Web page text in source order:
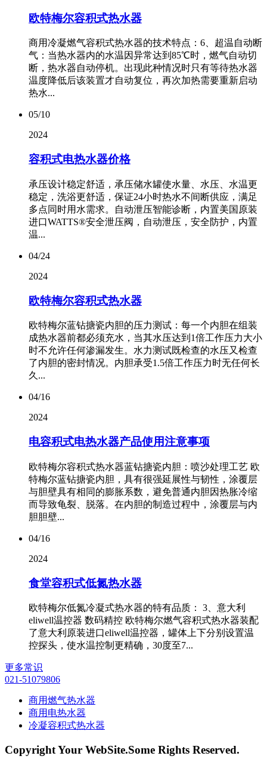
欧特梅尔容积式热水器
商用冷凝燃气容积式热水器的技术特点：6、超温自动断
气：当热水器内的水温因异常达到85℃时，燃气自动切
断，热水器自动停机。出现此种情况时只有等待热水器
温度降低后该装置才自动复位，再次加热需要重新启动
热水...
05/10
2024
容积式电热水器价格
承压设计稳定舒适，承压储水罐使水量、水压、水温更
稳定，洗浴更舒适，保证24小时热水不间断供应，满足
多点同时用水需求。自动泄压智能诊断，内置美国原装
进口WATTS®安全泄压阀，自动泄压，安全防护，内置
温...
04/24
2024
欧特梅尔容积式热水器
欧特梅尔蓝钻搪瓷内胆的压力测试：每一个内胆在组装
成热水器前都必须充水，当其水压达到1倍工作压力大小
时不允许任何渗漏发生。水力测试既检查的水压又检查
了内胆的密封情况。内胆承受1.5倍工作压力时无任何长
久...
04/16
2024
电容积式电热水器产品使用注意事项
欧特梅尔容积式热水器蓝钻搪瓷内胆：喷沙处理工艺 欧
特梅尔蓝钻搪瓷内胆，具有很强延展性与韧性，涂覆层
与胆壁具有相同的膨胀系数，避免普通内胆因热胀冷缩
而导致龟裂、脱落。在内胆的制造过程中，涂覆层与内
胆胆壁...
04/16
2024
食堂容积式低氮热水器
欧特梅尔低氮冷凝式热水器的特有品质： 3、意大利
eliwell温控器 数码精控 欧特梅尔燃气容积式热水器装配
了意大利原装进口eliwell温控器，罐体上下分别设置温
控探头，使水温控制更精确，30度至7...
更多常识
021-51079806
商用燃气热水器
商用电热水器
冷凝容积式热水器
Copyright Your WebSite.Some Rights Reserved.